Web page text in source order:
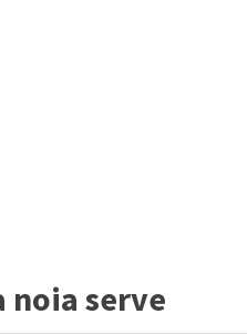
noia serve